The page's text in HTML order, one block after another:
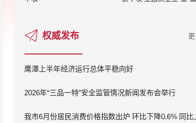
权威发布
鹰潭上半年经济运行总体平稳向好
2026年“三品一特”安全监管情况新闻发布会举行